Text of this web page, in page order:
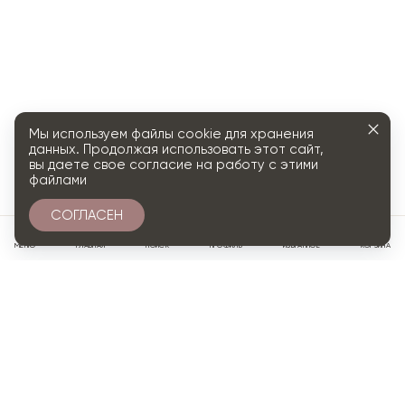
МЕНЮ ГЛАВНАЯ ПОИСК ПРОФИЛЬ ИЗБРАННОЕ КОРЗИНА
Мы используем файлы cookie для хранения
данных. Продолжая использовать этот сайт,
вы даете свое согласие на работу с этими
файлами
СОГЛАСЕН